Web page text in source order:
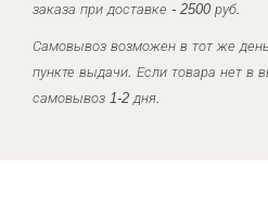
заказа при доставке - 2500 руб.
Самовывоз возможен в тот же
пункте выдачи. Если товара нет в
самовывоз 1-2 дня.